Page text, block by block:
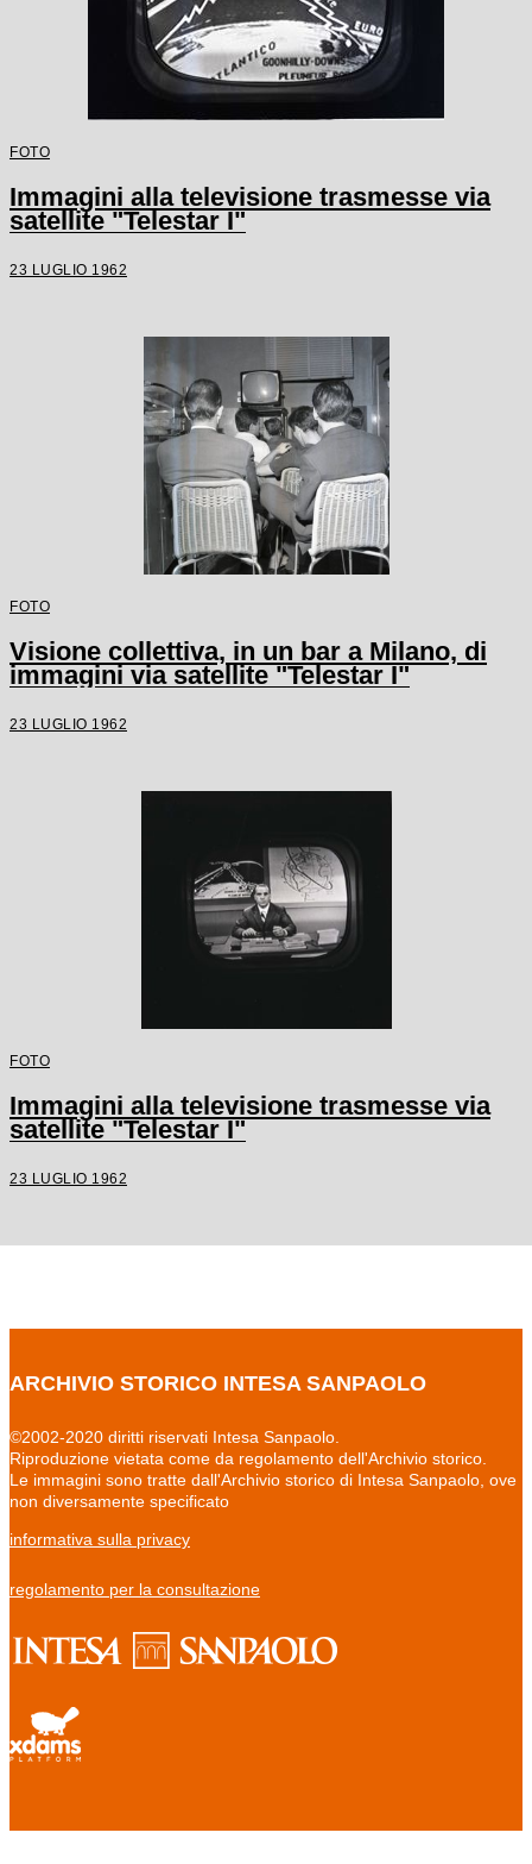
FOTO
Immagini alla televisione trasmesse via
satellite "Telestar I"
23 LUGLIO 1962
FOTO
Visione collettiva, in un bar a Milano, di
immagini via satellite "Telestar I"
23 LUGLIO 1962
FOTO
Immagini alla televisione trasmesse via
satellite "Telestar I"
23 LUGLIO 1962
ARCHIVIO STORICO INTESA SANPAOLO
©2002-2020 diritti riservati Intesa Sanpaolo.
Riproduzione vietata come da regolamento dell'Archivio storico.
Le immagini sono tratte dall'Archivio storico di Intesa Sanpaolo, ove
non diversamente specificato
informativa sulla privacy
regolamento per la consultazione